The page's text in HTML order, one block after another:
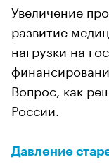
Увеличение
развитие
нагрузки на
Вопрос, как
России.
Давление